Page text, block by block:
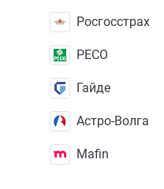
Росгосстрах
РЕСО
Гайде
Астро-Волга
Mafin